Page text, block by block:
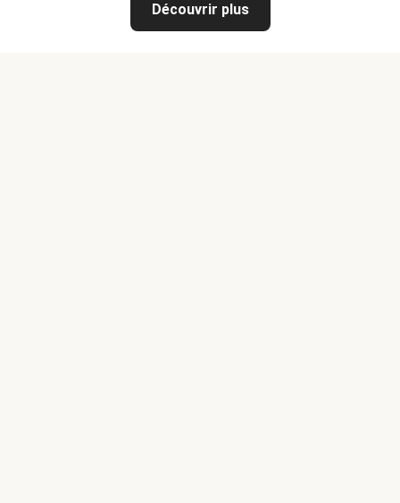
Découvrir plus